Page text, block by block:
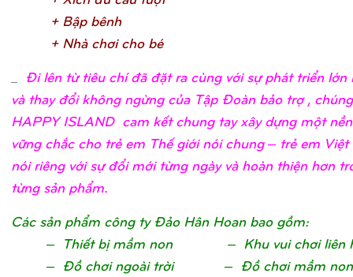
+ Bập bênh
+ Nhà chơi cho bé
Đi lên từ tiêu chí đã đặt ra cùng với sự phát triển lớn
và thay đổi không ngừng của Tập Đoàn bảo trợ ,
HAPPY ISLAND cam kết chung tay xây dựng một
vững chắc cho trẻ em Thế giới nói chung – trẻ em Việt
nói riêng với sự đổi mới từng ngày và hoàn thiện hơn
từng sản phẩm.
Các sản phẩm công ty Đảo Hân Hoan bao gồm:
– Thiết bị mầm non – Khu vui chơi liên
– Đồ chơi ngoài trời – Đồ chơi mầm non